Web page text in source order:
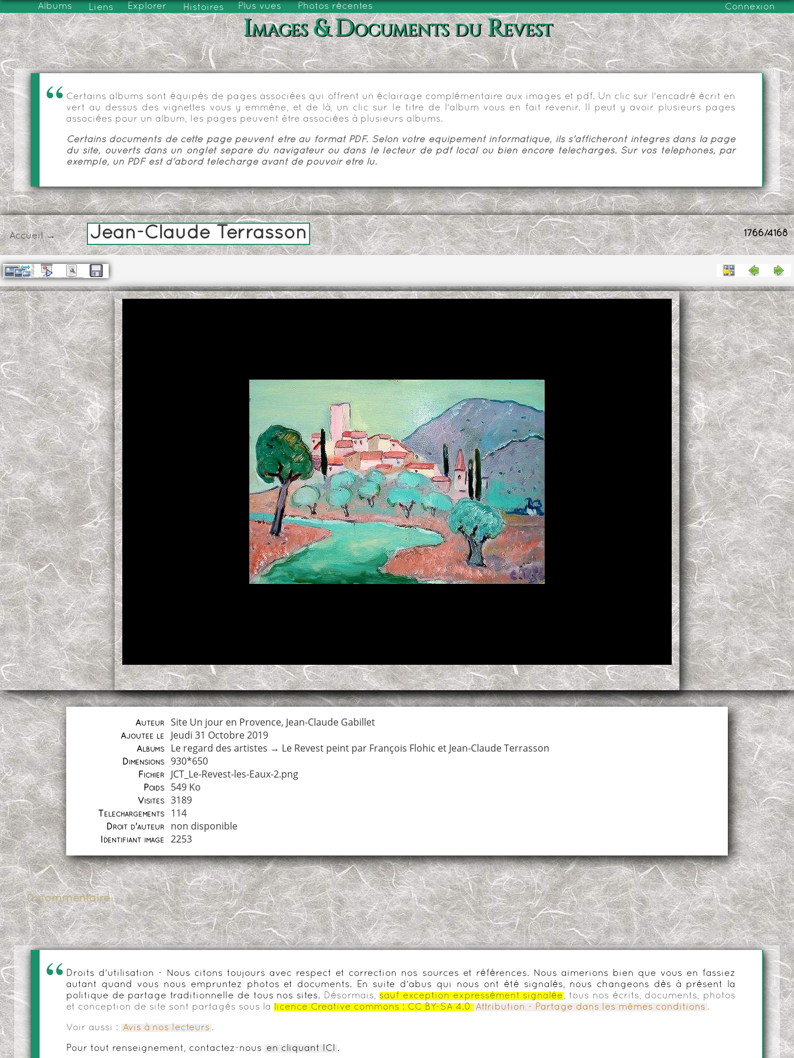
Albums Liens Explorer Histoires Plus vues Photos récentes Connexion
Images & Documents du Revest
Certains albums sont équipés de pages associées qui offrent un éclairage complémentaire aux images et pdf. Un clic sur l'encadré écrit en
vert au dessus des vignettes vous y emmène, et de là, un clic sur le titre de l'album vous en fait revenir. Il peut y avoir plusieurs pages
associées pour un album, les pages peuvent être associées à plusieurs albums.
Certains documents de cette page peuvent être au format PDF. Selon votre équipement informatique, ils s'afficheront intégrés dans la page
du site, ouverts dans un onglet séparé du navigateur ou dans le lecteur de pdf local ou bien encore téléchargés. Sur vos téléphones, par
exemple, un PDF est d'abord téléchargé avant de pouvoir être lu.
1766/4168
Accueil→ Jean-Claude Terrasson
Auteur Site Un jour en Provence, Jean-Claude Gabillet
Ajoutée le Jeudi 31 Octobre 2019
Albums Le regard des artistes → Le Revest peint par François Flohic et Jean-Claude Terrasson
Dimensions 930*650
Fichier JCT_Le-Revest-les-Eaux-2.png
Poids 549 Ko
Visites 3189
Téléchargements 114
Droit d'auteur non disponible
Identifiant image 2253
0 commentaire
Droits d'utilisation - Nous citons toujours avec respect et correction nos sources et références. Nous aimerions bien que vous en fassiez
autant quand vous nous empruntez photos et documents. En suite d'abus qui nous ont été signalés, nous changeons dès à présent la
politique de partage traditionnelle de tous nos sites.
Désormais, sauf exception expressément signalée , tous nos écrits, documents, photos
et conception de site sont partagés sous la
licence Creative commons : CC BY-SA 4.0 Attribution - Partage dans les mêmes conditions .
Voir aussi : Avis à nos lecteurs .
Pour tout renseignement, contactez-nous en cliquant ICI .